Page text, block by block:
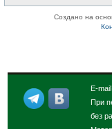
Создано на
E-
При
без